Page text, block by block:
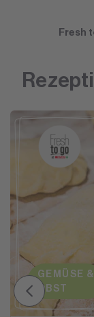
Fresh
GEMÜSE &
OBST